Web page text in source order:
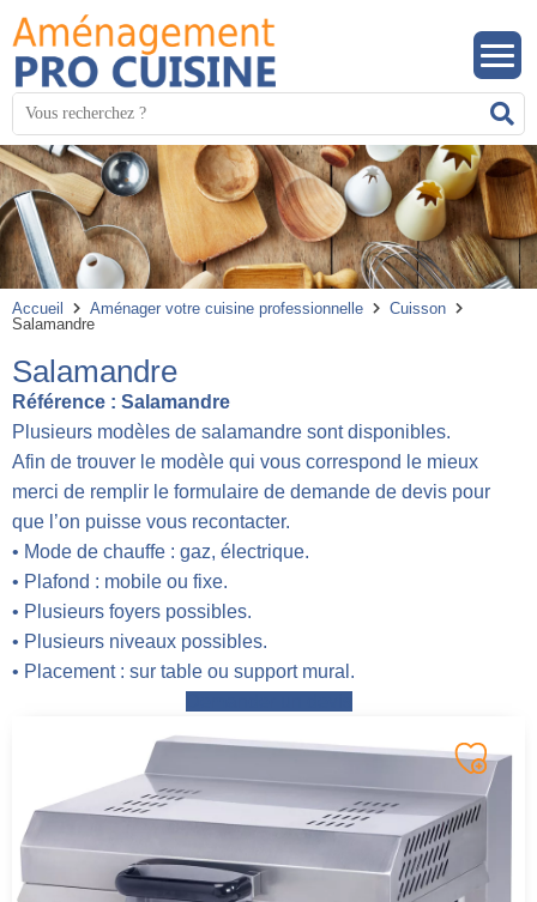
Mots
clés
:
Accueil Aménager votre cuisine professionnelle
Cuisson
Salamandre
Salamandre
Référence : Salamandre
Plusieurs modèles de salamandre sont disponibles.
Afin de trouver le modèle qui vous correspond le mieux
merci de remplir le formulaire de demande de devis pour
que l’on puisse vous recontacter.
• Mode de chauffe : gaz, électrique.
• Plafond : mobile ou fixe.
• Plusieurs foyers possibles.
• Plusieurs niveaux possibles.
• Placement : sur table ou support mural.
Panneau de gestion des cookies